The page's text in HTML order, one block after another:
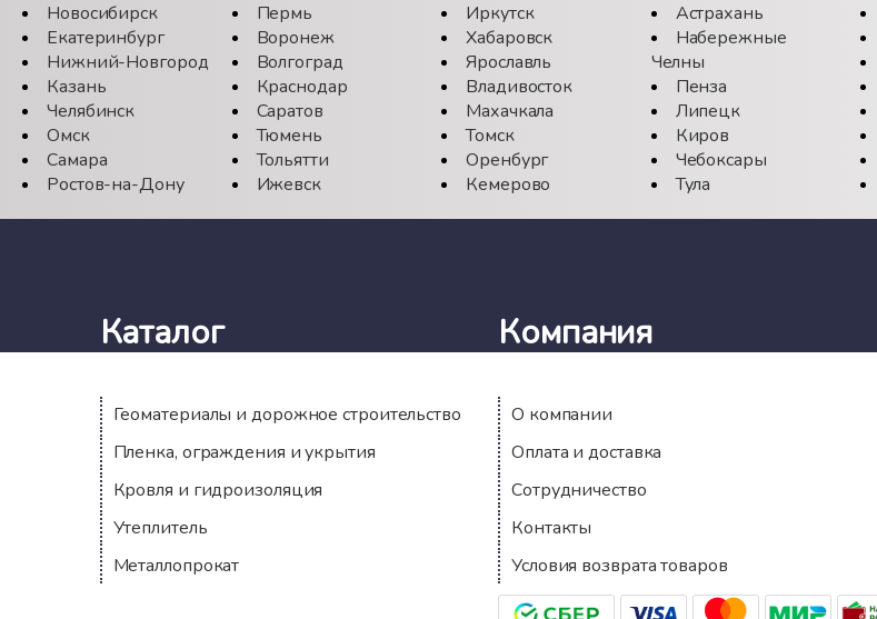
Новосибирск
Екатеринбург
Нижний-Новгород
Казань
Челябинск
Омск
Самара
Ростов-на-Дону
Пермь
Воронеж
Волгоград
Краснодар
Саратов
Тюмень
Тольятти
Ижевск
Иркутск
Хабаровск
Ярославль
Владивосток
Махачкала
Томск
Оренбург
Кемерово
Астрахань
Набережные
Челны
Пенза
Липецк
Киров
Чебоксары
Тула
Каталог
Геоматериалы и дорожное строительство
Пленка, ограждения и укрытия
Кровля и гидроизоляция
Утеплитель
Металлопрокат
Компания
О компании
Оплата и доставка
Сотрудничество
Контакты
Условия возврата товаров